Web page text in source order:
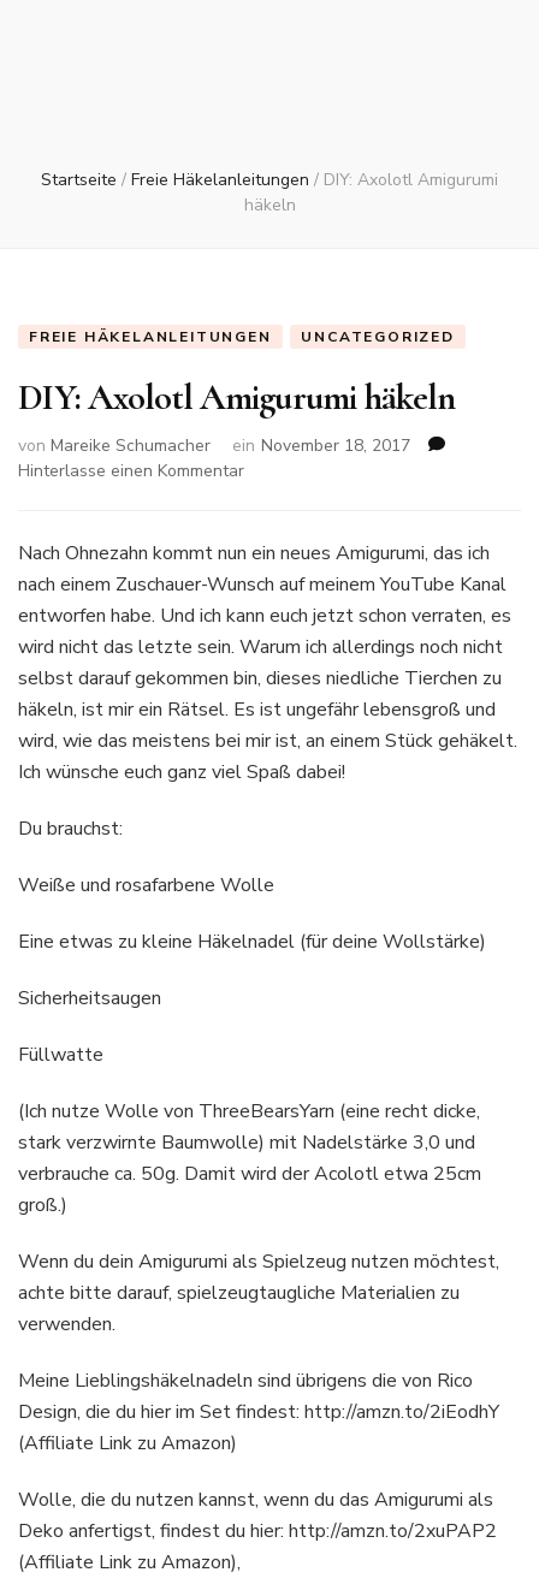
Startseite / Freie Häkelanleitungen / DIY: Axolotl Amigurumi
häkeln
FREIE HÄKELANLEITUNGEN UNCATEGORIZED
DIY: Axolotl Amigurumi häkeln
von Mareike Schumacher ein November 18, 2017
Hinterlasse einen Kommentarzu
Amigurumi
Nach Ohnezahn kommt nun ein neues Amigurumi, das ich
nach einem Zuschauer-Wunsch auf meinem YouTube Kanal
entworfen habe. Und ich kann euch jetzt schon verraten, es
wird nicht das letzte sein. Warum ich allerdings noch nicht
selbst darauf gekommen bin, dieses niedliche Tierchen zu
häkeln, ist mir ein Rätsel. Es ist ungefähr lebensgroß und
wird, wie das meistens bei mir ist, an einem Stück gehäkelt.
Ich wünsche euch ganz viel Spaß dabei!
Du brauchst:
Weiße und rosafarbene Wolle
Eine etwas zu kleine Häkelnadel (für deine Wollstärke)
Sicherheitsaugen
Füllwatte
(Ich nutze Wolle von ThreeBearsYarn (eine recht dicke,
stark verzwirnte Baumwolle) mit Nadelstärke 3,0 und
verbrauche ca. 50g. Damit wird der Acolotl etwa 25cm
groß.)
Wenn du dein Amigurumi als Spielzeug nutzen möchtest,
achte bitte darauf, spielzeugtaugliche Materialien zu
verwenden.
Meine Lieblingshäkelnadeln sind übrigens die von Rico
Design, die du hier im Set findest: http://amzn.to/2iEodhY
(Affiliate Link zu Amazon)
Wolle, die du nutzen kannst, wenn du das Amigurumi als
Deko anfertigst, findest du hier: http://amzn.to/2xuPAP2
(Affiliate Link zu Amazon),